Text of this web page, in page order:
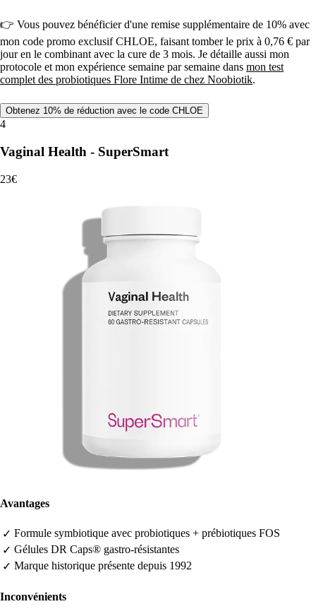
👉 Vous pouvez bénéficier d'une remise supplémentaire de 10% avec
mon code promo exclusif CHLOE, faisant tomber le prix à 0,76 € par
jour en le combinant avec la cure de 3 mois. Je détaille aussi mon
protocole et mon expérience semaine par semaine dans mon test
complet des probiotiques Flore Intime de chez Noobiotik.
Obtenez 10% de réduction avec le code CHLOE
4
Vaginal Health - SuperSmart
23€
Avantages
✓ Formule symbiotique avec probiotiques + prébiotiques FOS
✓ Gélules DR Caps® gastro-résistantes
✓ Marque historique présente depuis 1992
Inconvénients